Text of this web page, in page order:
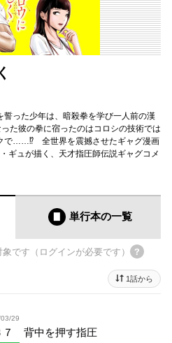
った少年は、暗殺拳を学び一人前の漢
た彼の拳に宿ったのはコロシの技術では
で……⁉ 全世界を震撼させたギャグ漫画
ギュが描く、天才指圧師伝説ギャグコメ
単行本の一覧
象です（ログインが必要です）
1話から
29
７ 背中を押す指圧